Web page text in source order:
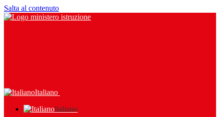
Salta al contenuto
Italiano
Italiano